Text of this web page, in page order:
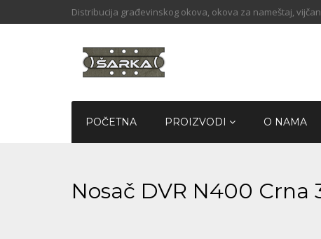
Distribucija građevinskog okova, okova za nameštaj,
POČETNA PROIZVODI O NAMA
Nosač DVR N400